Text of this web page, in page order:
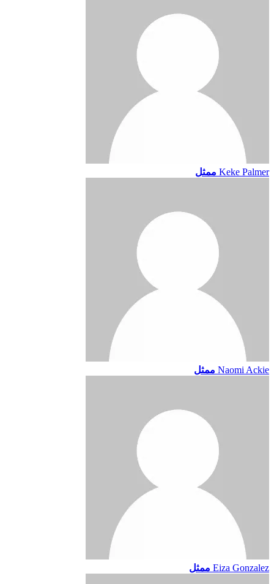
Keke Palmer ممثل
Naomi Ackie ممثل
Eiza Gonzalez ممثل